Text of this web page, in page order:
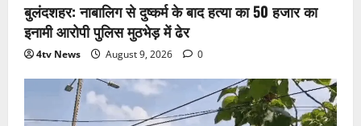
बुलंदशहर: नाबालिग से दुष्कर्म के बाद हत्या का 50 हजार का
इनामी आरोपी पुलिस मुठभेड़ में ढेर
4tv News August 9, 2026 0